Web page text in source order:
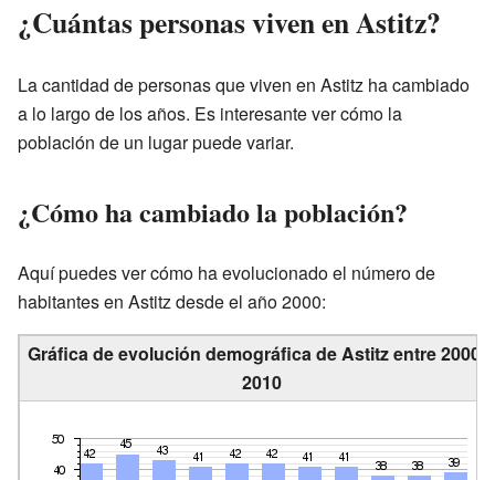
¿Cuántas personas viven en Astitz?
La cantidad de personas que viven en Astitz ha cambiado
a lo largo de los años. Es interesante ver cómo la
población de un lugar puede variar.
¿Cómo ha cambiado la población?
Aquí puedes ver cómo ha evolucionado el número de
habitantes en Astitz desde el año 2000:
Gráfica de evolución demográfica de Astitz entre 2000 y
2010